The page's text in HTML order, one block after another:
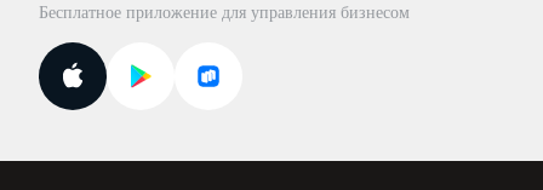
Курсы повышения квалификации
Госпроверки
Поиск ответа на вопрос
Новости законодательства
Для самозанятых
Бесплатное приложение для управления бизнесом